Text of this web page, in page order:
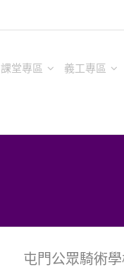
課堂專區 義工專區
屯門公眾騎術